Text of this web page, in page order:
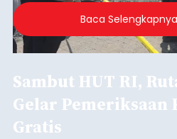
Baca Selengkapnya
Sambut HUT RI,
Gelar Pemeriksaan
Gratis